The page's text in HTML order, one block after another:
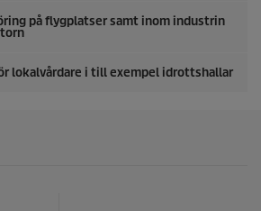
på flygplatser samt inom industrin
lokalvårdare i till exempel idrottshallar